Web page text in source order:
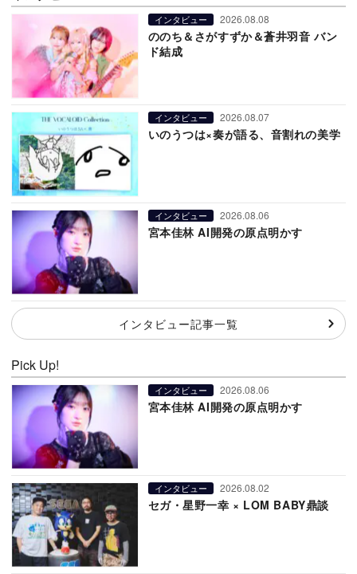
インタビュー 2026.08.08
ののち＆さがすずか＆蒼井羽音 バン
ド結成
インタビュー 2026.08.07
いのうつは×奏が語る、音割れの美学
インタビュー 2026.08.06
宮本佳林 AI開発の原点明かす
インタビュー記事一覧
Pick Up!
インタビュー 2026.08.06
宮本佳林 AI開発の原点明かす
インタビュー 2026.08.02
セガ・星野一幸 × LOM BABY鼎談